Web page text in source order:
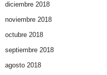
diciembre 2018
noviembre 2018
octubre 2018
septiembre 2018
agosto 2018